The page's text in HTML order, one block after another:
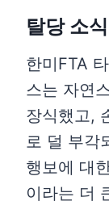
탈당 소
한미FTA
스는 자연
장식했고,
로 덜 부각
행보에 대
이라는 더